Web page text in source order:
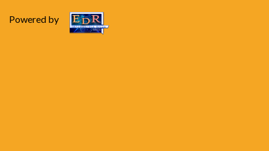
Powered by